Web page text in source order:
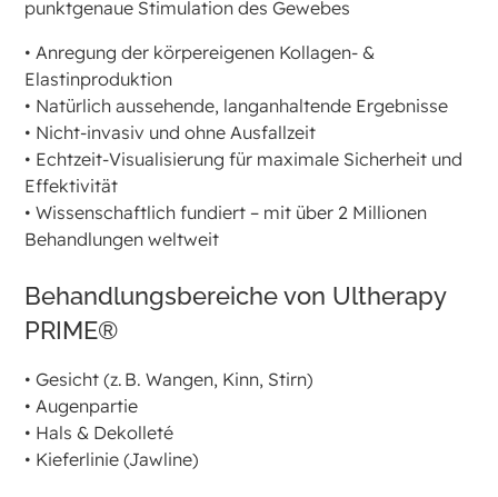
punktgenaue Stimulation des Gewebes
• Anregung der körpereigenen Kollagen- &
Elastinproduktion
• Natürlich aussehende, langanhaltende Ergebnisse
• Nicht-invasiv und ohne Ausfallzeit
• Echtzeit-Visualisierung für maximale Sicherheit und
Effektivität
• Wissenschaftlich fundiert – mit über 2 Millionen
Behandlungen weltweit
Behandlungsbereiche von Ultherapy
PRIME®
• Gesicht (z. B. Wangen, Kinn, Stirn)
• Augenpartie
• Hals & Dekolleté
• Kieferlinie (Jawline)